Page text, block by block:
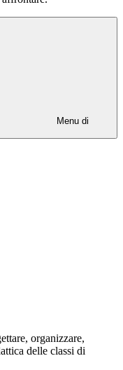
Menu di
organizzare,
delle classi di